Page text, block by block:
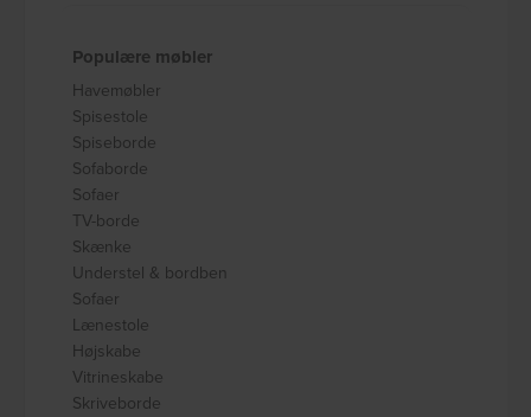
Populære møbler
Havemøbler
Spisestole
Spiseborde
Sofaborde
Sofaer
TV-borde
Skænke
Understel & bordben
Sofaer
Lænestole
Højskabe
Vitrineskabe
Skriveborde